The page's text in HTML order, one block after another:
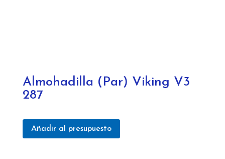
Almohadilla (Par) Viking V3
287
Añadir al presupuesto